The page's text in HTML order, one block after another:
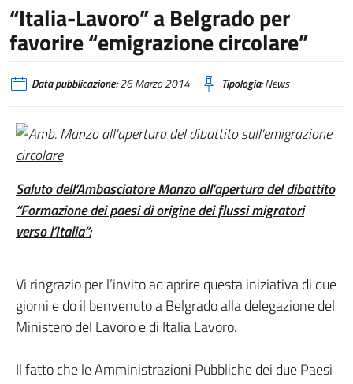
“Italia-Lavoro” a Belgrado per
favorire “emigrazione circolare”
Data pubblicazione:26 Marzo 2014 Tipologia:News
Saluto dell’Ambasciatore Manzo all’apertura del dibattito
“Formazione dei paesi di origine dei flussi migratori
verso l’Italia”:
Vi ringrazio per l’invito ad aprire questa iniziativa di due
giorni e do il benvenuto a Belgrado alla delegazione del
Ministero del Lavoro e di Italia Lavoro.
Il fatto che le Amministrazioni Pubbliche dei due Paesi